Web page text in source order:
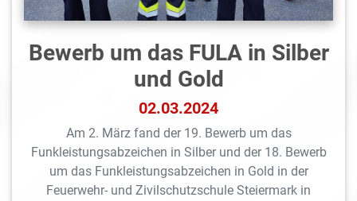
Bewerb um das FULA in Silber
und Gold
02.03.2024
Am 2. März fand der 19. Bewerb um das
Funkleistungsabzeichen in Silber und der 18. Bewerb
um das Funkleistungsabzeichen in Gold in der
Feuerwehr- und Zivilschutzschule Steiermark in